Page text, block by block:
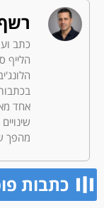
הלייף
אחד
מהפך
כתבות